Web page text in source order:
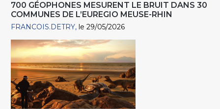
700 GÉOPHONES MESURENT LE BRUIT DANS 30
COMMUNES DE L’EUREGIO MEUSE-RHIN
FRANCOIS.DETRY le 29/05/2026